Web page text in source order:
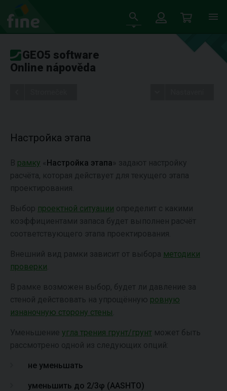
GEO5 software
Online nápověda
Настройка этапа
В рамку « Настройка этапа » задают настройку
расчёта, которая действует для текущего этапа
проектирования.
Выбор проектной ситуации определит с какими
коэффициентами запаса будет выполнен расчёт
соответствующего этапа проектирования.
Внешний вид рамки зависит от выбора методики
проверки
В рамке возможен выбор, будет ли давление за
стеной действовать на упрощённую ровную
изнаночную сторону стены
Уменьшение угла трения грунт/грунт может быть
рассмотрено одной из следующих опций:
не уменьшать
уменьшить до 2/3φ (AASHTO)